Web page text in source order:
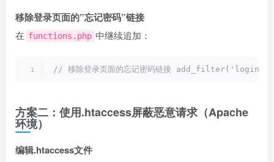
移除登录页面的”忘记密码”链接
在 functions.php 中继续追加：
// 移除登录页面的忘记密码链接
方案二：使用.htaccess屏蔽恶意请求（Apache
环境）
编辑.htaccess文件